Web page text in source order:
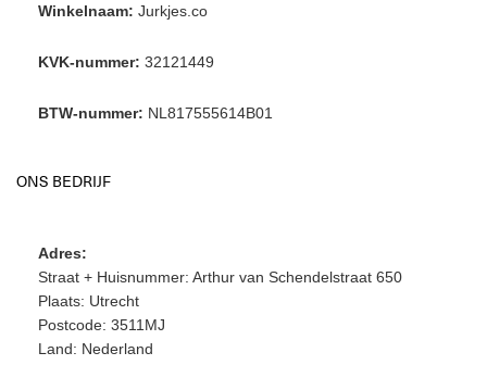
Winkelnaam: Jurkjes.co
KVK-nummer: 32121449
BTW-nummer: NL817555614B01
ONS BEDRIJF
Adres:
Straat + Huisnummer: Arthur van Schendelstraat 650
Plaats: Utrecht
Postcode: 3511MJ
Land: Nederland